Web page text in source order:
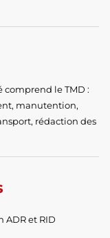
comprend le TMD :
manutention,
rédaction des
ADR et RID